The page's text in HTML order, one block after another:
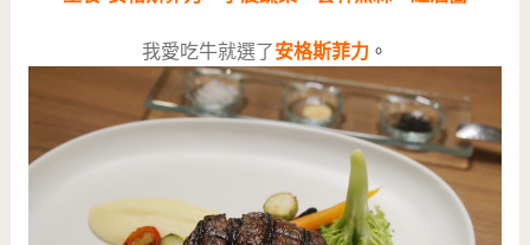
我愛吃牛就選了安格斯菲力。